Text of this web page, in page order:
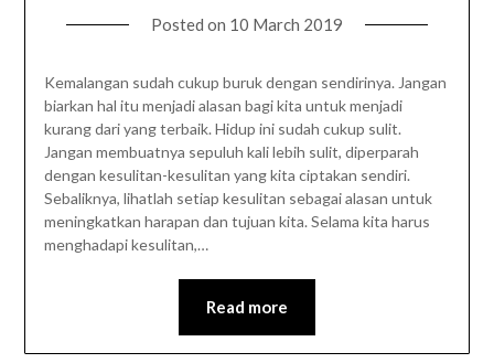
Posted on 10 March 2019
Kemalangan sudah cukup buruk dengan sendirinya. Jangan
biarkan hal itu menjadi alasan bagi kita untuk menjadi
kurang dari yang terbaik. Hidup ini sudah cukup sulit.
Jangan membuatnya sepuluh kali lebih sulit, diperparah
dengan kesulitan-kesulitan yang kita ciptakan sendiri.
Sebaliknya, lihatlah setiap kesulitan sebagai alasan untuk
meningkatkan harapan dan tujuan kita. Selama kita harus
menghadapi kesulitan,…
Read more